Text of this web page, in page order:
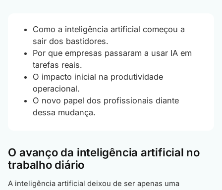
Como a inteligência artificial começou a
sair dos bastidores.
Por que empresas passaram a usar IA em
tarefas reais.
O impacto inicial na produtividade
operacional.
O novo papel dos profissionais diante
dessa mudança.
O avanço da inteligência artificial no
trabalho diário
A inteligência artificial deixou de ser apenas uma